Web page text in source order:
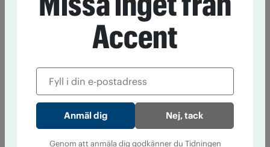
Accent
Nej, tack
Genom att anmäla dig godkänner du Tidningen